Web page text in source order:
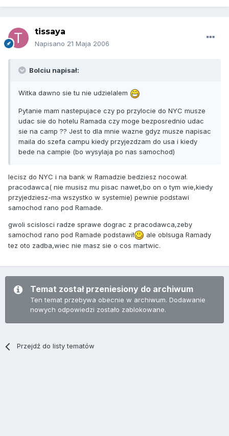
tissaya
Napisano 21 Maja 2006
Bolciu napisał:
Witka dawno sie tu nie udzielalem
Pytanie mam nastepujace czy po przylocie do NYC musze
udac sie do hotelu Ramada czy moge bezposrednio udac
sie na camp ?? Jest to dla mnie wazne gdyz musze napisac
maila do szefa campu kiedy przyjezdzam do usa i kiedy
bede na campie (bo wysylaja po nas samochod)
lecisz do NYC i na bank w Ramadzie bedziesz nocował.
pracodawca( nie musisz mu pisac nawet,bo on o tym wie,kiedy
przyjedziesz-ma wszystko w systemie) pewnie podstawi
samochod rano pod Ramade.
gwoli scislosci radze sprawe dograc z pracodawca,zeby
samochod rano pod Ramade podstawił
ale oblsuga Ramady
tez oto zadba,wiec nie masz sie o cos martwic.
Temat został przeniesiony do archiwum
Ten temat przebywa obecnie w archiwum. Dodawanie
nowych odpowiedzi zostało zablokowane.
Przejdź do listy tematów